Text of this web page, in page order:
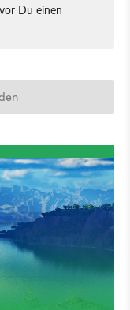
Du einen